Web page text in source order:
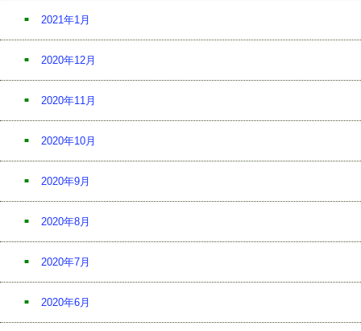
2021年1月
2020年12月
2020年11月
2020年10月
2020年9月
2020年8月
2020年7月
2020年6月